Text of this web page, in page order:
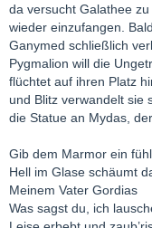
da versucht Galathee
wieder einzufangen.
Ganymed schließlich
Pygmalion will die
flüchtet auf ihren Platz
und Blitz verwandelt sie
die Statue an Mydas,
Gib dem Marmor ein
Hell im Glase schäumt
Meinem Vater Gordias
Was sagst du, ich